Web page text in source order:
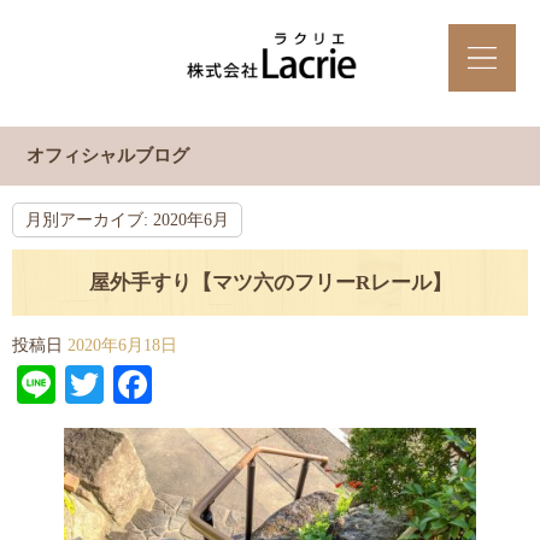
オフィシャルブログ
月別アーカイブ: 2020年6月
屋外手すり【マツ六のフリーRレール】
投稿日 2020年6月18日
LineTwitter